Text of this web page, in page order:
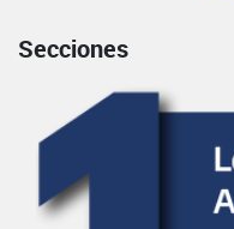
Secciones